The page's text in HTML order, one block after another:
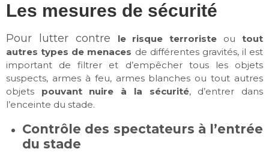
Les mesures de sécurité
Pour lutter contre le risque terroriste outout
autres types de menaces de différentes gravités, il est
important de filtrer et d’empêcher tous les objets
suspects, armes à feu, armes blanches ou tout autres
objets pouvant nuire à la sécurité, d’entrer dans
l’enceinte du stade.
Contrôle des spectateurs à l’entrée
du stade